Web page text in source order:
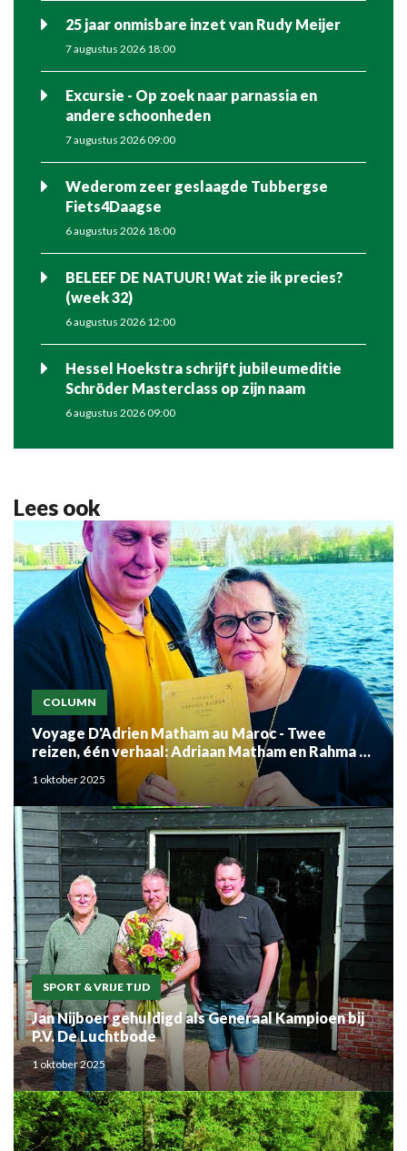
25 jaar onmisbare inzet van Rudy Meijer
7 augustus 2026 18:00
Excursie - Op zoek naar parnassia en
andere schoonheden
7 augustus 2026 09:00
Wederom zeer geslaagde Tubbergse
Fiets4Daagse
6 augustus 2026 18:00
BELEEF DE NATUUR! Wat zie ik precies?
(week 32)
6 augustus 2026 12:00
Hessel Hoekstra schrijft jubileumeditie
Schröder Masterclass op zijn naam
6 augustus 2026 09:00
Lees ook
COLUMN
Voyage D'Adrien Matham au Maroc - Twee
reizen, één verhaal: Adriaan Matham en Rahma el
Mouden
1 oktober 2025
SPORT & VRIJE TIJD
Jan Nijboer gehuldigd als Generaal Kampioen bij
P.V. De Luchtbode
1 oktober 2025